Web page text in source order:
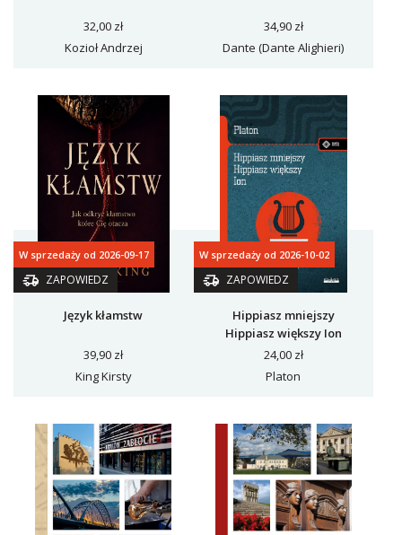
32,00 zł
Kozioł Andrzej
34,90 zł
Dante (Dante Alighieri)
ZAPOWIEDZ
W sprzedaży od 2026-09-17
Język kłamstw
39,90 zł
King Kirsty
ZAPOWIEDZ
W sprzedaży od 2026-10-02
Hippiasz mniejszy
Hippiasz większy Ion
24,00 zł
Platon